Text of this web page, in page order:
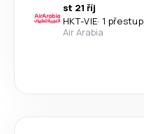
st 21 říj
HKT-VIE· 1 přestup
Air Arabia